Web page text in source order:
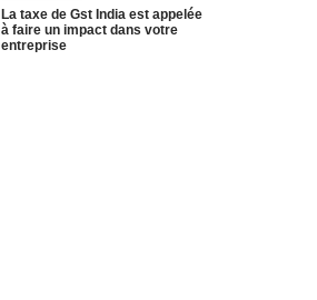
La taxe de Gst India est appelée
à faire un impact dans votre
entreprise